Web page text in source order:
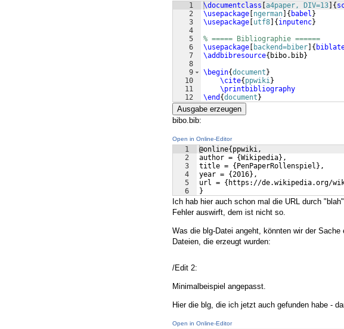
1
2
3
4
5
6
7
8
9
10
11
12
\documentclass a4paper, DIV=13 {
\usepackage ngerman { babel }
\usepackage utf8 { inputenc}
% ===== Bibliographie ======
\usepackage
backend=biber {
\addbibresource{ bibo.bib}
\begin{document }
\cite{ ppwiki}
\printbibliography
\end {document }
Ausgabe erzeugen
bibo.bib:
Open in Online-Editor
1
2
3
4
5
6
@online{ppwiki,
author = {Wikipedia},
title = {PenPaperRollenspiel},
year = {2016},
url = {https://de.wikipedia.org/wiki/
}
Ich hab hier auch schon mal die URL durch
Fehler auswirft, dem ist nicht so.
Was die blg-Datei angeht, könnten wir der
Dateien, die erzeugt wurden:
/Edit 2:
Minimalbeispiel angepasst.
Hier die blg, die ich jetzt auch gefunden habe -
Open in Online-Editor